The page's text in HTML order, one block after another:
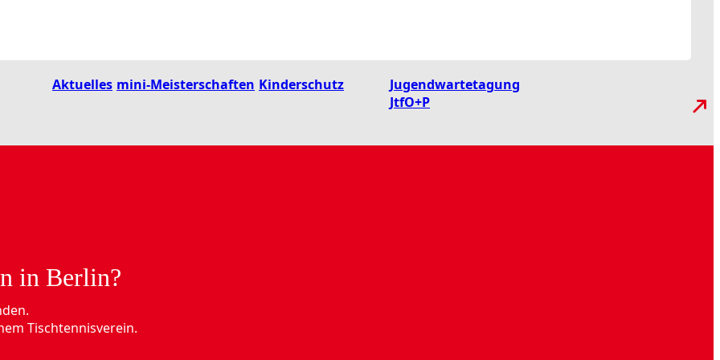
Aktuelles mini-Meisterschaften Kinderschutz
Jugendwartetagung
JtfO+P
in Berlin?
Tischtennisverein.